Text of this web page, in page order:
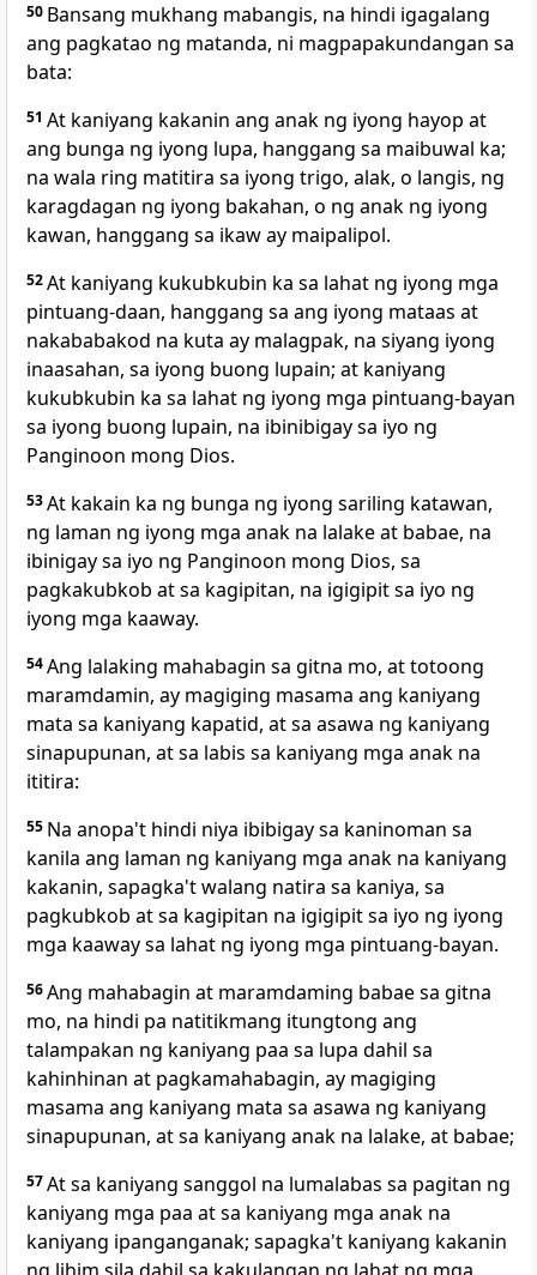
50 Bansang mukhang mabangis, na hindi igagalang
ang pagkatao ng matanda, ni magpapakundangan sa
bata:
51 At kaniyang kakanin ang anak ng iyong hayop at
ang bunga ng iyong lupa, hanggang sa maibuwal ka;
na wala ring matitira sa iyong trigo, alak, o langis, ng
karagdagan ng iyong bakahan, o ng anak ng iyong
kawan, hanggang sa ikaw ay maipalipol.
52At kaniyang kukubkubin ka sa lahat ng iyong mga
pintuang-daan, hanggang sa ang iyong mataas at
nakababakod na kuta ay malagpak, na siyang iyong
inaasahan, sa iyong buong lupain; at kaniyang
kukubkubin ka sa lahat ng iyong mga pintuang-bayan
sa iyong buong lupain, na ibinibigay sa iyo ng
Panginoon mong Dios.
53At kakain ka ng bunga ng iyong sariling katawan,
ng laman ng iyong mga anak na lalake at babae, na
ibinigay sa iyo ng Panginoon mong Dios, sa
pagkakubkob at sa kagipitan, na igigipit sa iyo ng
iyong mga kaaway.
54Ang lalaking mahabagin sa gitna mo, at totoong
maramdamin, ay magiging masama ang kaniyang
mata sa kaniyang kapatid, at sa asawa ng kaniyang
sinapupunan, at sa labis sa kaniyang mga anak na
ititira:
55 Na anopa't hindi niya ibibigay sa kaninoman sa
kanila ang laman ng kaniyang mga anak na kaniyang
kakanin, sapagka't walang natira sa kaniya, sa
pagkubkob at sa kagipitan na igigipit sa iyo ng iyong
mga kaaway sa lahat ng iyong mga pintuang-bayan.
56Ang mahabagin at maramdaming babae sa gitna
mo, na hindi pa natitikmang itungtong ang
talampakan ng kaniyang paa sa lupa dahil sa
kahinhinan at pagkamahabagin, ay magiging
masama ang kaniyang mata sa asawa ng kaniyang
sinapupunan, at sa kaniyang anak na lalake, at babae;
57At sa kaniyang sanggol na lumalabas sa pagitan ng
kaniyang mga paa at sa kaniyang mga anak na
kaniyang ipanganganak; sapagka't kaniyang kakanin